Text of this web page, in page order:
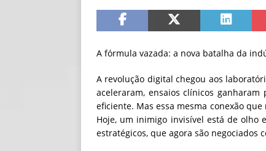
[ 06/08/2026 ]
A fórmula vazada: a nova batalha da
A revolução digital chegou aos
aceleraram, ensaios clínicos
eficiente. Mas essa mesma conexão
Hoje, um inimigo invisível está de olho
estratégicos, que agora são negociados